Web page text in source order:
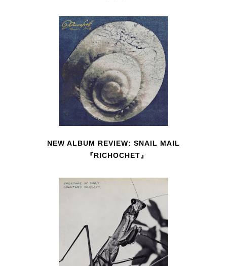
NEW ALBUM REVIEW: SNAIL MAIL
『RICHOCHET』